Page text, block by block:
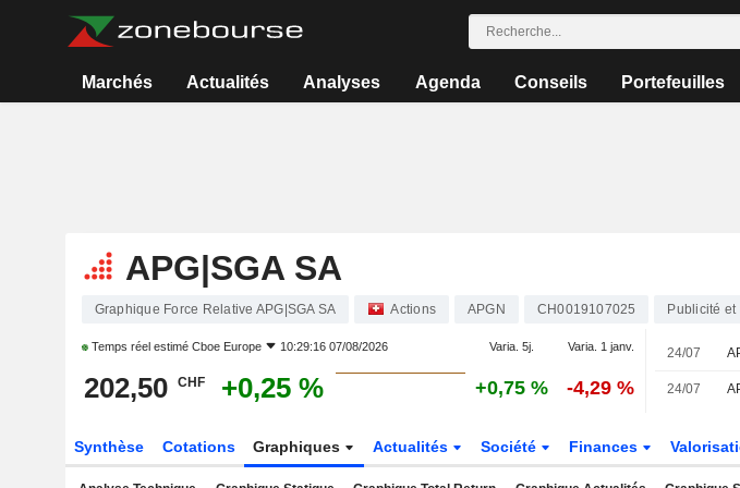
Marchés Actualités Analyses Agenda Conseils Portefeuilles
APG|SGA SA
Graphique Force Relative APG|SGA SA Actions APGN CH0019107025 Publicité et
Temps réel estimé Cboe Europe 10:29:16 07/08/2026 Varia. 5j. Varia. 1 janv.
202,50 CHF +0,25 % +0,75 % -4,29 %
24/07
24/07
Synthèse Cotations Graphiques Actualités Société Finances